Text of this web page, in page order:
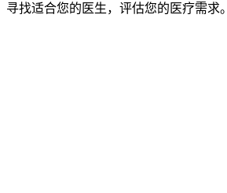
寻找适合您的医生，评估您的医疗需求。